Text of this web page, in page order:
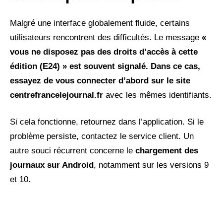
Malgré une interface globalement fluide, certains
utilisateurs rencontrent des difficultés. Le message «
vous ne disposez pas des droits d’accès à cette
édition (E24) » est souvent signalé. Dans ce cas,
essayez de vous connecter d’abord sur le site
centrefrancelejournal.fr avec les mêmes identifiants.
Si cela fonctionne, retournez dans l’application. Si le
problème persiste, contactez le service client. Un
autre souci récurrent concerne le chargement des
journaux sur Android, notamment sur les versions 9
et 10.